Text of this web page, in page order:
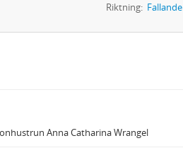
Riktning: Fallande
Anna Catharina Wrangel